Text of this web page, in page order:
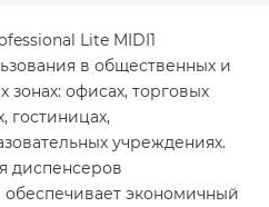
Lite MIDI1
в общественных и
зонах: офисах, торговых
гостиницах,
учреждениях.
диспенсеров
экономичный